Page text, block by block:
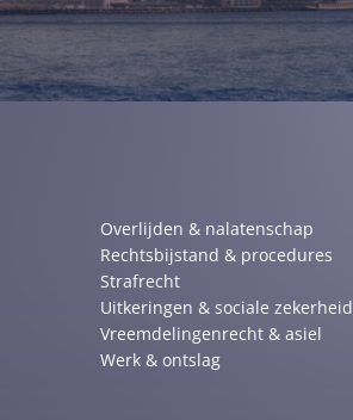
Overlijden & nalatenschap
Rechtsbijstand & procedures
Strafrecht
Uitkeringen & sociale zekerheid
Vreemdelingenrecht & asiel
Werk & ontslag